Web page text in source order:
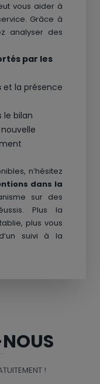
vous aider à
Grâce à
analyser des
par les
et la présence
le bilan
n’hésitez
dans la
sur des
Plus la
plus vous
suivi à la
!